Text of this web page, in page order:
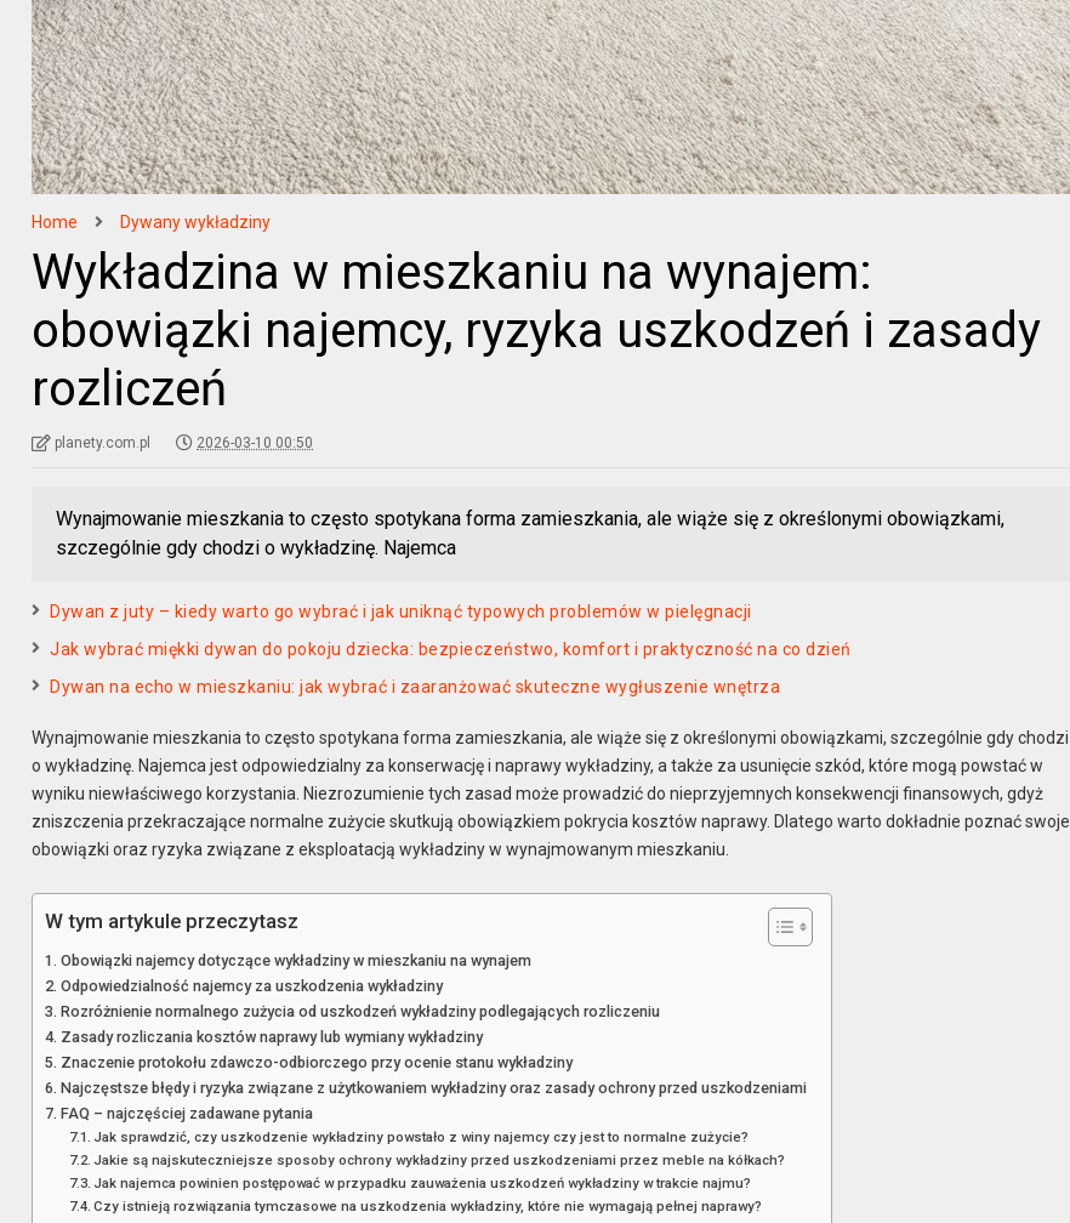
Home Dywany wykładziny
Wykładzina w mieszkaniu na wynajem:
obowiązki najemcy, ryzyka uszkodzeń i zasady
rozliczeń
planety.com.pl 2026-03-10 00:50
Wynajmowanie mieszkania to często spotykana forma zamieszkania, ale wiąże się z określonymi obowiązkami,
szczególnie gdy chodzi o wykładzinę. Najemca
Dywan z juty – kiedy warto go wybrać i jak uniknąć typowych problemów w pielęgnacji
Jak wybrać miękki dywan do pokoju dziecka: bezpieczeństwo, komfort i praktyczność na co dzień
Dywan na echo w mieszkaniu: jak wybrać i zaaranżować skuteczne wygłuszenie wnętrza
Wynajmowanie mieszkania to często spotykana forma zamieszkania, ale wiąże się z określonymi obowiązkami, szczególnie gdy chodzi
o wykładzinę. Najemca jest odpowiedzialny za konserwację i naprawy wykładziny, a także za usunięcie szkód, które mogą powstać w
wyniku niewłaściwego korzystania. Niezrozumienie tych zasad może prowadzić do nieprzyjemnych konsekwencji finansowych, gdyż
zniszczenia przekraczające normalne zużycie skutkują obowiązkiem pokrycia kosztów naprawy. Dlatego warto dokładnie poznać swoje
obowiązki oraz ryzyka związane z eksploatacją wykładziny w wynajmowanym mieszkaniu.
W tym artykule przeczytasz
Obowiązki najemcy dotyczące wykładziny w mieszkaniu na wynajem
Odpowiedzialność najemcy za uszkodzenia wykładziny
Rozróżnienie normalnego zużycia od uszkodzeń wykładziny podlegających rozliczeniu
Zasady rozliczania kosztów naprawy lub wymiany wykładziny
Znaczenie protokołu zdawczo-odbiorczego przy ocenie stanu wykładziny
Najczęstsze błędy i ryzyka związane z użytkowaniem wykładziny oraz zasady ochrony przed uszkodzeniami
FAQ – najczęściej zadawane pytania
Jak sprawdzić, czy uszkodzenie wykładziny powstało z winy najemcy czy jest to normalne zużycie?
Jakie są najskuteczniejsze sposoby ochrony wykładziny przed uszkodzeniami przez meble na kółkach?
Jak najemca powinien postępować w przypadku zauważenia uszkodzeń wykładziny w trakcie najmu?
Czy istnieją rozwiązania tymczasowe na uszkodzenia wykładziny, które nie wymagają pełnej naprawy?